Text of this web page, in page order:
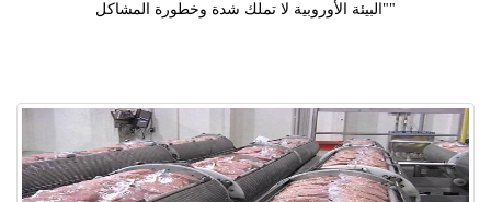
""البيئة الأوروبية لا تملك شدة وخطورة المشاكل